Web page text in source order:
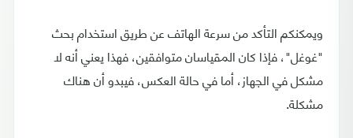
ويمكنكم التأكد من سرعة الهاتف عن طريق استخدام بحث
"غوغل"، فإذا كان المقياسان متوافقين، فهذا يعني أنه لا
مشكل في الجهاز، أما في حالة العكس، فيبدو أن هناك
مشكلة.